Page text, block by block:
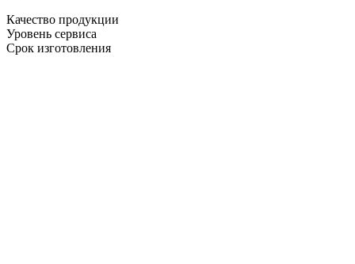
Качество продукции
Уровень сервиса
Срок изготовления